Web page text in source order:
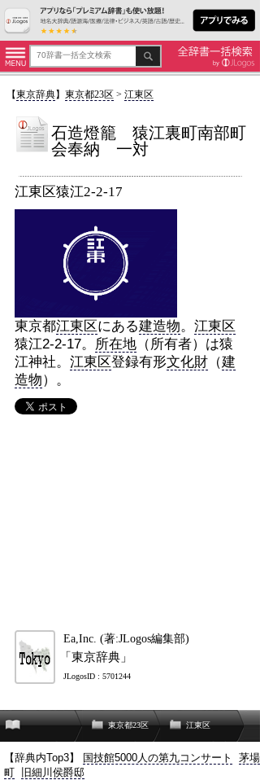
【東京辞典】 東京都23区 > 江東区
石造燈籠 猿江裏町南部町
会奉納 一対
江東区猿江2-2-17
東京都江東区 にある建造物。 江東区
猿江2-2-17。 所在地（所有者）は猿
江神社。 江東区登録有形文化財（建
造物）。
Ea,Inc. (著:JLogos編集部)
「東京辞典」
JLogosID : 5701244
東京都23区 江東区
【辞典内Top3】 国技館5000人の第九コンサート
茅場
町
旧細川侯爵邸